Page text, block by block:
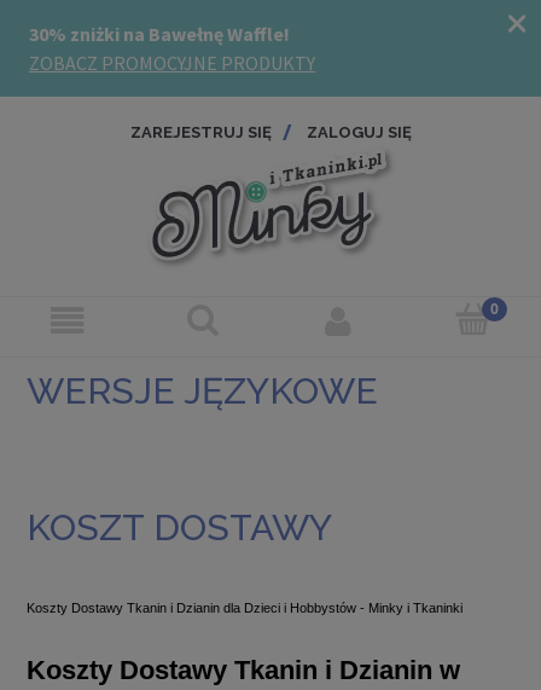
ZAREJESTRUJ SIĘ ZALOGUJ SIĘ
WERSJE JĘZYKOWE
KOSZT DOSTAWY
Koszty Dostawy Tkanin i Dzianin dla Dzieci i Hobbystów - Minky i Tkaninki
Koszty Dostawy Tkanin i Dzianin w